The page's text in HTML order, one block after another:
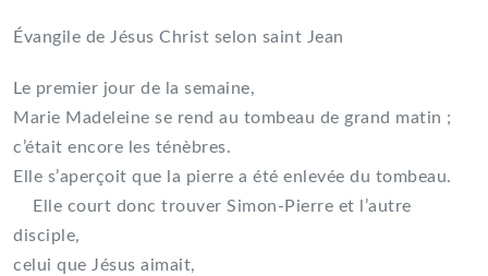
Évangile de Jésus Christ selon saint Jean
Le premier jour de la semaine,
Marie Madeleine se rend au tombeau de grand matin ;
c’était encore les ténèbres.
Elle s’aperçoit que la pierre a été enlevée du tombeau.
Elle court donc trouver Simon-Pierre et l’autre
disciple,
celui que Jésus aimait,